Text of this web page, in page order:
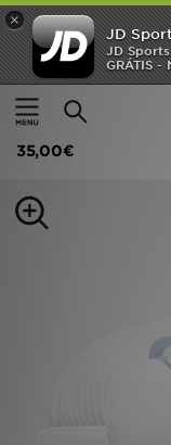
×
JD
JD
GRÁTIS -
Página principal
Nike Victori One
35,00€
INÍCIO
Promoções
MULHER
FUTEBOL JD